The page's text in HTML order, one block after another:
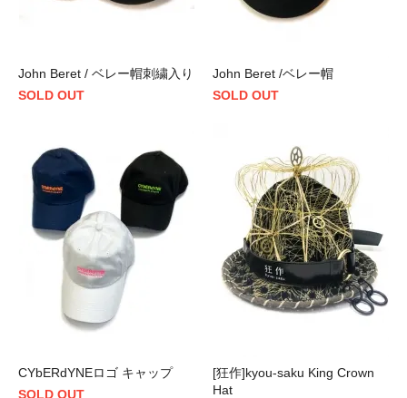
John Beret / ベレー帽刺繍入り
SOLD OUT
John Beret /ベレー帽
SOLD OUT
CYbERdYNEロゴ キャップ
SOLD OUT
[狂作]kyou-saku King Crown
Hat